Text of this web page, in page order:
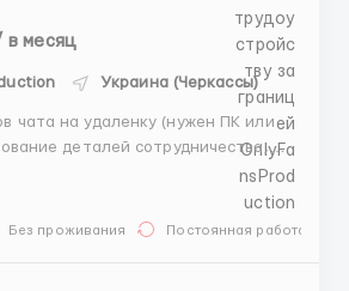
в месяц
Украина (Черкассы)
чата на удаленку (нужен ПК или
деталей сотрудничества,
в отчетности. График 6/1, смены
день, ночь). Зарплата: Фикс + % от
Средний доход новичка в
Без проживания Постоянная работа